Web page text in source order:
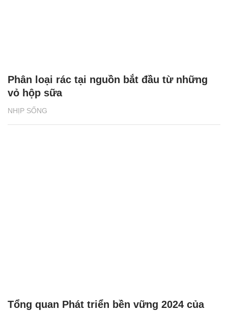
NHỊP SỐNG
Phân loại rác tại nguồn bắt đầu từ những
vỏ hộp sữa
Tổng quan Phát triển bền vững 2024 của